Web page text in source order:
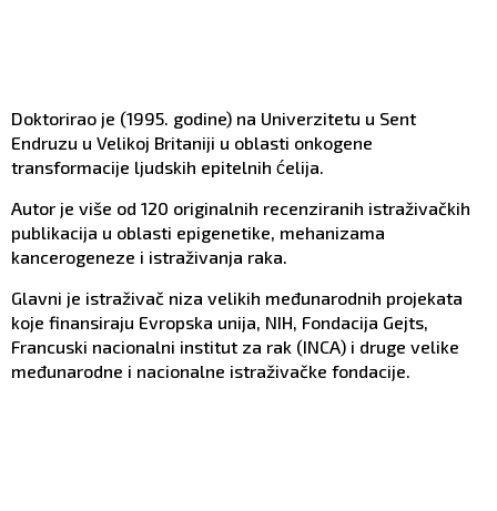
Doktorirao je (1995. godine) na Univerzitetu u Sent
Endruzu u Velikoj Britaniji u oblasti onkogene
transformacije ljudskih epitelnih ćelija.
Autor je više od 120 originalnih recenziranih istraživačkih
publikacija u oblasti epigenetike, mehanizama
kancerogeneze i istraživanja raka.
Glavni je istraživač niza velikih međunarodnih projekata
koje finansiraju Evropska unija, NIH, Fondacija Gejts,
Francuski nacionalni institut za rak (INCA) i druge velike
međunarodne i nacionalne istraživačke fondacije.